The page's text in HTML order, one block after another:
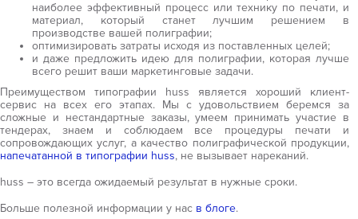
наиболее эффективный процесс или технику по печати, и
материал, который станет лучшим решением в
производстве вашей полиграфии;
оптимизировать затраты исходя из поставленных целей;
и даже предложить идею для полиграфии, которая лучше
всего решит ваши маркетинговые задачи.
Преимуществом типографии huss является хороший клиент-
сервис на всех его этапах. Мы с удовольствием беремся за
сложные и нестандартные заказы, умеем принимать участие в
тендерах, знаем и соблюдаем все процедуры печати и
сопровождающих услуг, а качество полиграфической продукции,
напечатанной в типографии huss, не вызывает нареканий.
huss – это всегда ожидаемый результат в нужные сроки.
Больше полезной информации у нас в блоге.